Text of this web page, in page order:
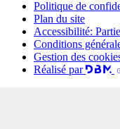
Politique de
Plan du site
Accessibilité:
Conditions
Gestion des
Réalisé par